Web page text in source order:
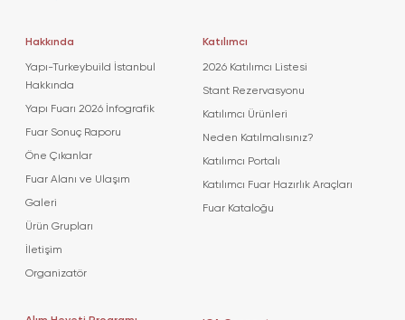
Hakkında
Yapı-Turkeybuild İstanbul
Hakkında
Yapı Fuarı 2026 İnfografik
Fuar Sonuç Raporu
Öne Çıkanlar
Fuar Alanı ve Ulaşım
Galeri
Ürün Grupları
İletişim
Organizatör
Katılımcı
2026 Katılımcı Listesi
Stant Rezervasyonu
Katılımcı Ürünleri
Neden Katılmalısınız?
Katılımcı Portalı
Katılımcı Fuar Hazırlık Araçları
Fuar Kataloğu